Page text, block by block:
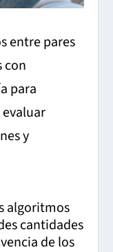
entre pares
con
para
evaluar
y
algoritmos
cantidades
de los